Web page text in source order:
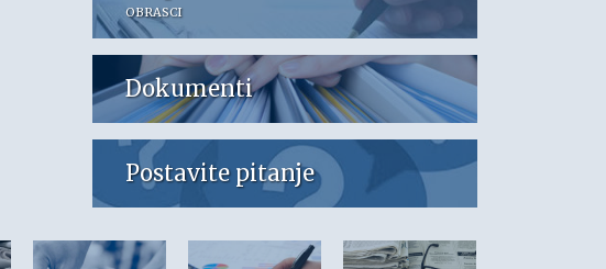
OBRASCI
Dokumenti
Postavite pitanje